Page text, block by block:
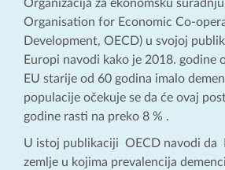
Organizacija za ekonomsku
Organisation for Economic Co-
Development, OECD) u svojoj
Europi navodi kako je 2018. godine
EU starije od 60 godina imalo
populacije očekuje se da će ovaj
godine rasti na preko 8 % .
U istoj publikaciji OECD navodi da
zemlje u kojima prevalencija